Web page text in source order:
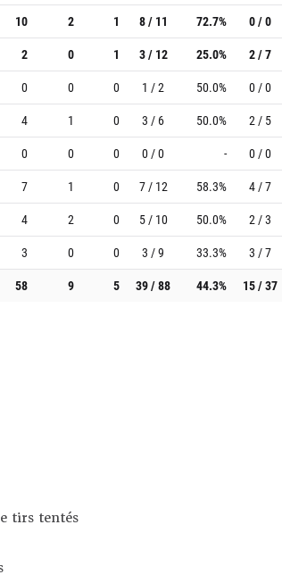
10 2 1 8 / 11 72.7% 0 / 0
2 0 1 3 / 12 25.0% 2 / 7
0 0 0 1 / 2 50.0% 0 / 0
4 1 0 3 / 6 50.0% 2 / 5
0 0 0 0 / 0 - 0 / 0
7 1 0 7 / 12 58.3% 4 / 7
4 2 0 5 / 10 50.0% 2 / 3
3 0 0 3 / 9 33.3% 3 / 7
58 9 5 39 / 88 44.3% 15 / 37
tirs tentés